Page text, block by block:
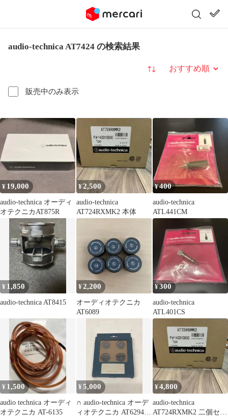
audio-technica AT7424 の検索結果
販売中のみ表示
並び替え
¥ 19,000
audio-technica オーディ
オテクニカAT875R
¥2,500
audio-technica
AT724RXMK2 本体
¥400
audio-technica
ATL441CM
¥ 1,850
audio-technica AT8415
¥2,200
オーディオテクニカ
AT6089
¥300
audio-technica
ATL401CS
¥ 1,500
audio technica オーディ
オテクニカ AT-6135
¥5,000
∩ audio-technica オーデ
ィオテクニカ AT6294
¥4,800
audio-technica
AT724RXMK2 二個セッ